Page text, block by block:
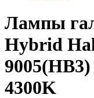
Лампы
Hybrid
4300K